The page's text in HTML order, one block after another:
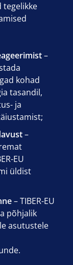
tegelikke
–
kohad
tasandil,
ja
–
EU
üldist
– TIBER-EU
põhjalik
asutustele